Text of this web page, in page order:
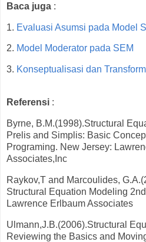
Baca juga :
1. Evaluasi Asumsi pada Model
2. Model Moderator pada SEM
3. Konseptualisasi dan
Referensi :
Byrne, B.M.(1998).Structural
Prelis and Simplis: Basic
Programing. New Jersey:
Associates,Inc
Raykov,T and Marcoulides,
Structural Equation Modeling
Lawrence Erlbaum Associates
Ulmann,J.B.(2006).Structural
Reviewing the Basics and